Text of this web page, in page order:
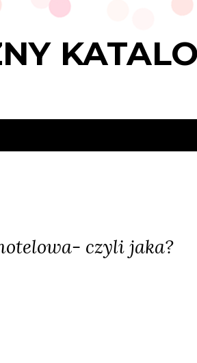
czyli jaka?